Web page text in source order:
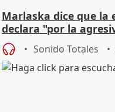
Marlaska dice que la
declara "por la
Sonido Totales